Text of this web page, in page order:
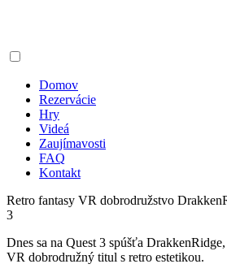
Domov
Rezervácie
Hry
Videá
Zaujímavosti
FAQ
Kontakt
Retro fantasy VR dobrodružstvo
3
Dnes sa na Quest 3 spúšťa
VR dobrodružný titul s retro estetikou.